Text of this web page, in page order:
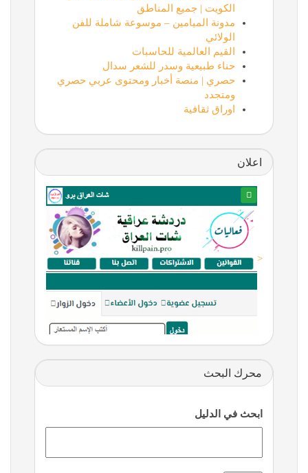
الكويت | جميع المناطق
مدونة الميامين – موسوعة شاملة للفن
الولائي
القيم العالمية للحاسبات
حناء طبيعية وسدر للشعر سدال
حصري | منصة أخبار ومحتوى عربي حصري
ومتجدد
اوراق ثقافية
اعلان
<
محرك البحث
ابحث في الدليل